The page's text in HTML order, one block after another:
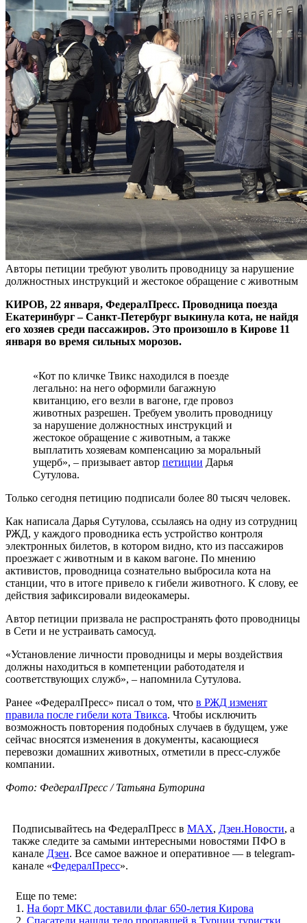
Авторы петиции требуют уволить проводницу за нарушение
должностных инструкций и жестокое обращение с животным
КИРОВ, 22 января, ФедералПресс. Проводница поезда
Екатеринбург – Санкт-Петербург выкинула кота, не найдя
его хозяев среди пассажиров. Это произошло в Кирове 11
января во время сильных морозов.
«Кот по кличке Твикс находился в поезде
легально: на него оформили багажную
квитанцию, его везли в вагоне, где провоз
животных разрешен. Требуем уволить проводницу
за нарушение должностных инструкций и
жестокое обращение с животным, а также
выплатить хозяевам компенсацию за моральный
ущерб», – призывает автор петиции Дарья
Сутулова.
Только сегодня петицию подписали более 80 тысяч человек.
Как написала Дарья Сутулова, ссылаясь на одну из сотрудниц
РЖД, у каждого проводника есть устройство контроля
электронных билетов, в котором видно, кто из пассажиров
проезжает с животным и в каком вагоне. По мнению
активистов, проводница сознательно выбросила кота на
станции, что в итоге привело к гибели животного. К слову, ее
действия зафиксировали видеокамеры.
Автор петиции призвала не распространять фото проводницы
в Сети и не устраивать самосуд.
«Установление личности проводницы и меры воздействия
должны находиться в компетенции работодателя и
соответствующих служб», – напомнила Сутулова.
Ранее «ФедералПресс» писал о том, что в РЖД изменят
правила после гибели кота Твикса. Чтобы исключить
возможность повторения подобных случаев в будущем, уже
сейчас вносятся изменения в документы, касающиеся
перевозки домашних животных, отметили в пресс-службе
компании.
Фото: ФедералПресс / Татьяна Буторина
Подписывайтесь на ФедералПресс в МАХ, Дзен.Новости, а
также следите за самыми интересными новостями ПФО в
канале Дзен. Все самое важное и оперативное — в telegram-
канале «ФедералПресс».
Еще по теме:
1. На борт МКС доставили флаг 650-летия Кирова
2. Спасатели нашли тело пропавшей в Турции туристки